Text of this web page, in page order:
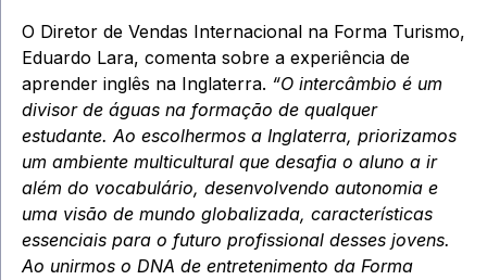
O Diretor de Vendas Internacional na Forma Turismo,
Eduardo Lara, comenta sobre a experiência de
aprender inglês na Inglaterra. “O intercâmbio é um
divisor de águas na formação de qualquer
estudante. Ao escolhermos a Inglaterra, priorizamos
um ambiente multicultural que desafia o aluno a ir
além do vocabulário, desenvolvendo autonomia e
uma visão de mundo globalizada, características
essenciais para o futuro profissional desses jovens.
Ao unirmos o DNA de entretenimento da Forma